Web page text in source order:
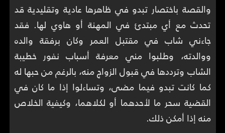
والقصة باختصار تبدو في ظاهرها عادية وتقليدية قد
تحدث مع أي مبتدئ في المهنة أو هاوي لها. فقد
جاءني شاب في مقتبل العمر وكان برفقة والده
ووالدته، وطلبوا مني معرفة أسباب نفور خطيبة
الشاب وترددها في قبول الزواج منه، بالرغم من حبها له
كما كانت تبدو فيما مضى، وتساءلوا إذا ما كان في
القضية سحر ما لأحدهما أو لكلاهما، وكيفية الخلاص
منه إذا أمكن ذلك.